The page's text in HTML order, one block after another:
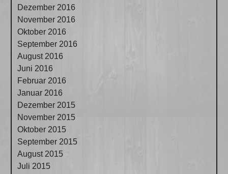
Dezember 2016
November 2016
Oktober 2016
September 2016
August 2016
Juni 2016
Februar 2016
Januar 2016
Dezember 2015
November 2015
Oktober 2015
September 2015
August 2015
Juli 2015